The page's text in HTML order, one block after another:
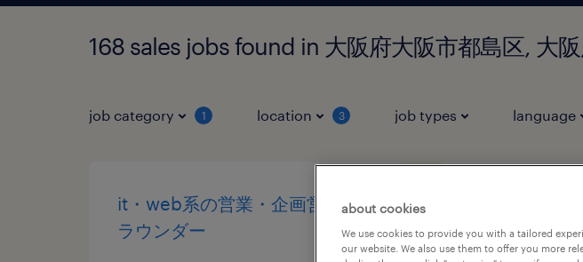
168 sales jobs found in 大阪府大阪市都島区, 大
job category 1 location 3 job types language
it・web系の営業・企画営業・
ラウンダー
法人営業
about cookies
We use cookies to provide you with a tailored
our website. We also use them to offer you more